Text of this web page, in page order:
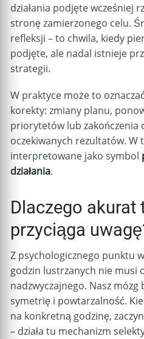
działania podjęte wcześniej
stronę zamierzonego celu.
refleksji – to chwila, kiedy
podjęte, ale nadal istnieje
strategii.
W praktyce może to
korekty: zmiany planu,
priorytetów lub zakończenia
oczekiwanych rezultatów. W
interpretowane jako symbol
działania.
Dlaczego akurat
przyciąga
Z psychologicznego punktu
godzin lustrzanych nie musi
nadzwyczajnego. Nasz
symetrię i powtarzalność.
na konkretną godzinę,
– działa tu mechanizm